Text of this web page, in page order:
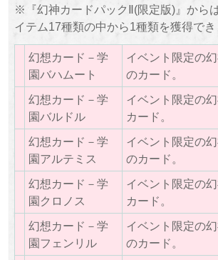
※『幻神カードパックⅡ(限定版)』から
イテム17種類の中から1種類を獲得でき
幻想カード－学
園バハムート
イベント限定の
のカード。
幻想カード－学
園バルドル
イベント限定の
カード。
幻想カード－学
園アルテミス
イベント限定の
のカード。
幻想カード－学
園クロノス
イベント限定の
カード。
幻想カード－学
園フェンリル
イベント限定の
のカード。